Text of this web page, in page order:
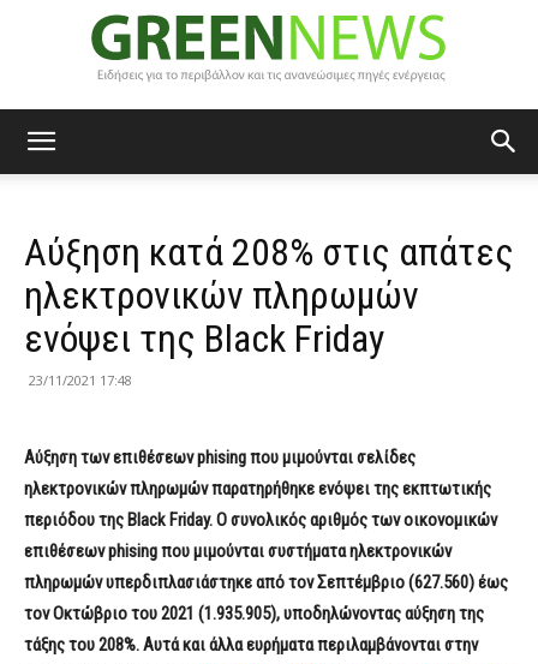
News
Αύξηση κατά 208% στις απάτες
ηλεκτρονικών πληρωμών
ενόψει της Black Friday
23/11/2021 17:48
Αύξηση των επιθέσεωνphisingπου μιμούνται σελίδες
ηλεκτρονικών πληρωμών παρατηρήθηκε ενόψει της εκπτωτικής
περιόδου της Black Friday. Ο συνολικός αριθμός των οικονομικών
επιθέσεωνphisingπου μιμούνται συστήματα ηλεκτρονικών
πληρωμών υπερδιπλασιάστηκε από τον Σεπτέμβριο (627.560) έως
τον Οκτώβριο του 2021 (1.935.905), υποδηλώνοντας αύξηση της
τάξης του 208%. Αυτά και άλλα ευρήματα περιλαμβάνονται στην